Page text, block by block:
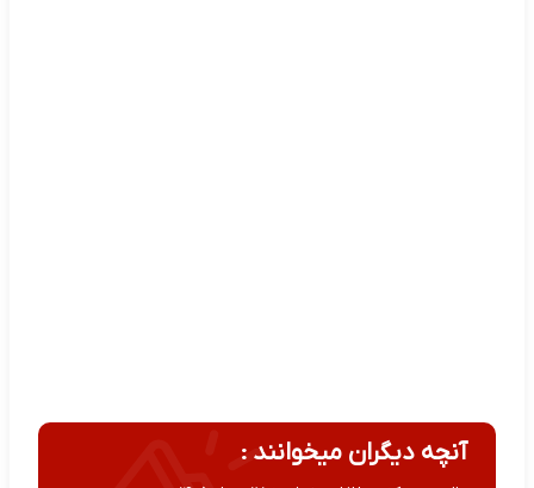
آنچه دیگران میخوانند :